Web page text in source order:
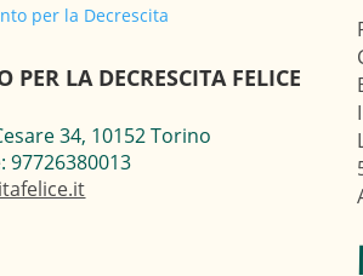
PER LA DECRESCITA FELICE
34, 10152 Torino
97726380013